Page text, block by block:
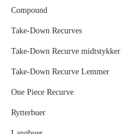
Compound
Take-Down Recurves
Take-Down Recurve midtstykker
Take-Down Recurve Lemmer
One Piece Recurve
Rytterbuer